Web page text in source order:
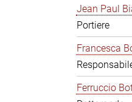
Jean Paul
Portiere
Francesca
Ferruccio